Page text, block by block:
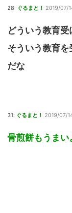
28: ぐるまと！ 2019/07/
どういう教育
そういう教育
だな
31: ぐるまと！ 2019/07/
骨煎餅もうまい